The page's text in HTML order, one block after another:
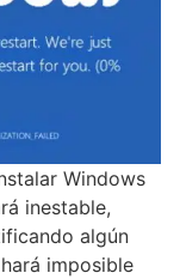
Windows
inestable,
algún
imposible